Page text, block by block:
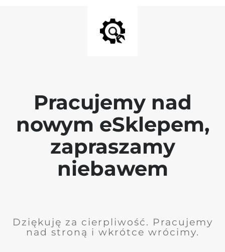
Pracujemy nad
nowym eSklepem,
zapraszamy
niebawem
Dziękuję za cierpliwość. Pracujemy
nad stroną i wkrótce wrócimy.